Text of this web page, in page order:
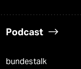
Podcast
bundestalk